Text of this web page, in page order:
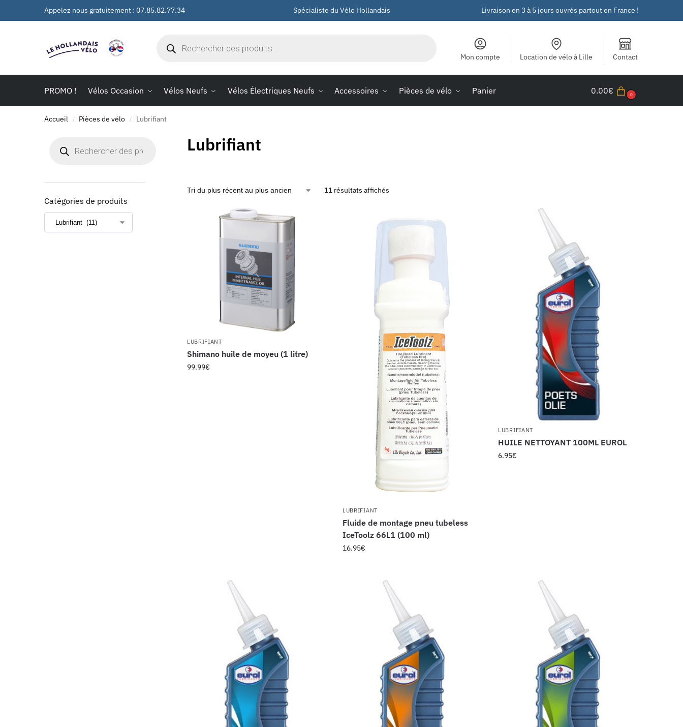
Appelez nous gratuitement : 07.85.82.77.34 Spécialiste du Vélo Hollandais Livraison en 3 à 5 jours ouvrés partout en France !
Mon compte Location de vélo à Lille Contact
PROMO ! Vélos Occasion Vélos Neufs Vélos Électriques Neufs Accessoires Pièces de vélo Panier 0.00€ 0
Accueil / Pièces de vélo / Lubrifiant
Lubrifiant
11 résultats affichés
LUBRIFIANT
Shimano huile de moyeu (1 litre)
99.99€
LUBRIFIANT
Fluide de montage pneu tubeless
IceToolz 66L1 (100 ml)
16.95€
LUBRIFIANT
HUILE NETTOYANT 100ML EUROL
6.95€
Catégories de produits